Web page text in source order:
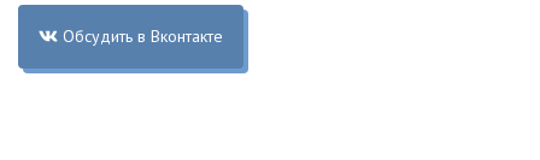
Обсудить в Вконтакте